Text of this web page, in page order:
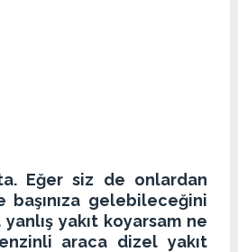
Eğer siz de onlardan
gelebileceğini
yakıt koyarsam ne
araca dizel yakıt